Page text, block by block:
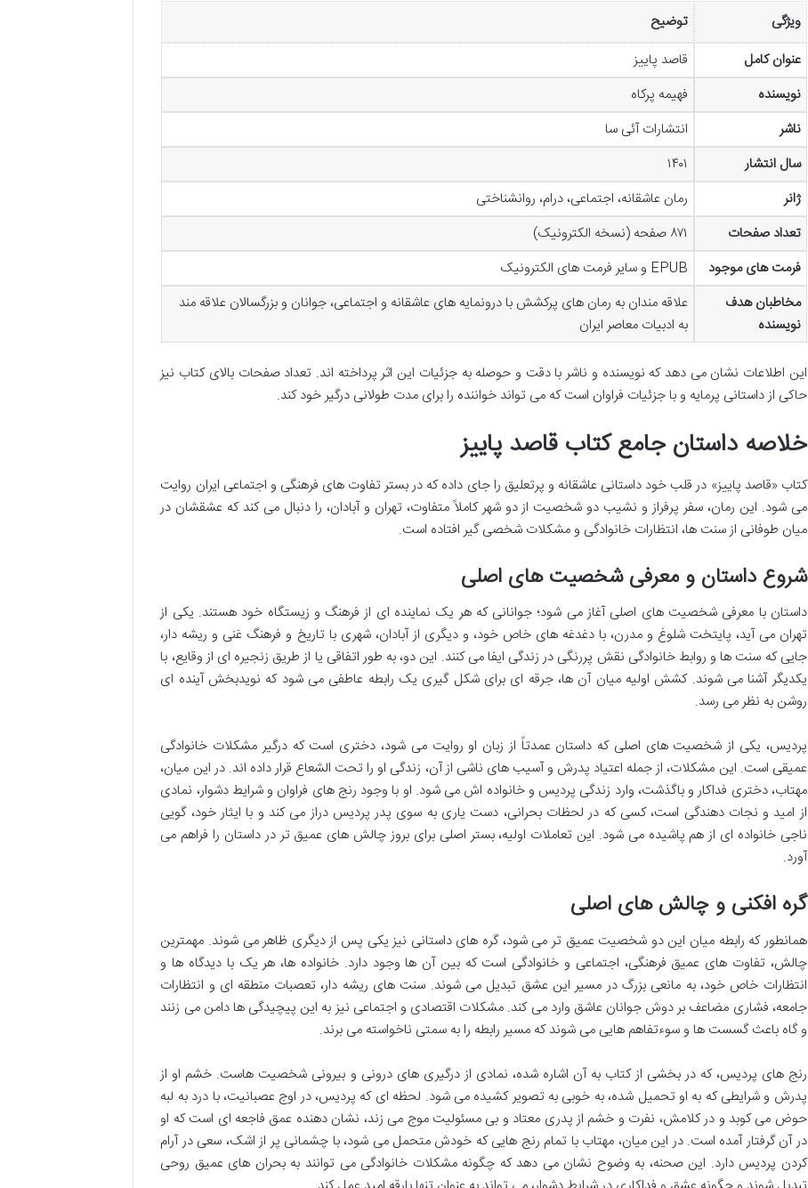
ویژگی
توضیح
عنوان کامل
قاصد پاییز
نویسنده
فهیمه پرکاه
ناشر
انتشارات آئی سا
سال انتشار
۱۴۰۱
ژانر
رمان عاشقانه، اجتماعی، درام، روانشناختی
تعداد صفحات
۸۷۱ صفحه (نسخه الکترونیک)
فرمت های موجود
EPUB و سایر فرمت های الکترونیک
مخاطبان هدف
نویسنده
علاقه مندان به رمان های پرکشش با درونمایه های عاشقانه و اجتماعی، جوانان و بزرگسالان علاقه مند
به ادبیات معاصر ایران
این اطلاعات نشان می دهد که نویسنده و ناشر با دقت و حوصله به جزئیات این اثر پرداخته اند. تعداد صفحات بالای کتاب نیز
حاکی از داستانی پرمایه و با جزئیات فراوان است که می تواند خواننده را برای مدت طولانی درگیر خود کند.
خلاصه داستان جامع کتاب قاصد پاییز
کتاب «قاصد پاییز» در قلب خود داستانی عاشقانه و پرتعلیق را جای داده که در بستر تفاوت های فرهنگی و اجتماعی ایران روایت
می شود. این رمان، سفر پرفراز و نشیب دو شخصیت از دو شهر کاملاً متفاوت، تهران و آبادان، را دنبال می کند که عشقشان در
میان طوفانی از سنت ها، انتظارات خانوادگی و مشکلات شخصی گیر افتاده است.
شروع داستان و معرفی شخصیت های اصلی
داستان با معرفی شخصیت های اصلی آغاز می شود؛ جوانانی که هر یک نماینده ای از فرهنگ و زیستگاه خود هستند. یکی از
تهران می آید، پایتخت شلوغ و مدرن، با دغدغه های خاص خود، و دیگری از آبادان، شهری با تاریخ و فرهنگ غنی و ریشه دار،
جایی که سنت ها و روابط خانوادگی نقش پررنگی در زندگی ایفا می کنند. این دو، به طور اتفاقی یا از طریق زنجیره ای از وقایع، با
یکدیگر آشنا می شوند. کشش اولیه میان آن ها، جرقه ای برای شکل گیری یک رابطه عاطفی می شود که نویدبخش آینده ای
روشن به نظر می رسد.
پردیس، یکی از شخصیت های اصلی که داستان عمدتاً از زبان او روایت می شود، دختری است که درگیر مشکلات خانوادگی
عمیقی است. این مشکلات، از جمله اعتیاد پدرش و آسیب های ناشی از آن، زندگی او را تحت الشعاع قرار داده اند. در این میان،
مهتاب، دختری فداکار و باگذشت، وارد زندگی پردیس و خانواده اش می شود. او با وجود رنج های فراوان و شرایط دشوار، نمادی
از امید و نجات دهندگی است، کسی که در لحظات بحرانی، دست یاری به سوی پدر پردیس دراز می کند و با ایثار خود، گویی
ناجی خانواده ای از هم پاشیده می شود. این تعاملات اولیه، بستر اصلی برای بروز چالش های عمیق تر در داستان را فراهم می
آورد.
گره افکنی و چالش های اصلی
همانطور که رابطه میان این دو شخصیت عمیق تر می شود، گره های داستانی نیز یکی پس از دیگری ظاهر می شوند. مهمترین
چالش، تفاوت های عمیق فرهنگی، اجتماعی و خانوادگی است که بین آن ها وجود دارد. خانواده ها، هر یک با دیدگاه ها و
انتظارات خاص خود، به مانعی بزرگ در مسیر این عشق تبدیل می شوند. سنت های ریشه دار، تعصبات منطقه ای و انتظارات
جامعه، فشاری مضاعف بر دوش جوانان عاشق وارد می کند. مشکلات اقتصادی و اجتماعی نیز به این پیچیدگی ها دامن می زنند
و گاه باعث گسست ها و سوءتفاهم هایی می شوند که مسیر رابطه را به سمتی ناخواسته می برند.
رنج های پردیس، که در بخشی از کتاب به آن اشاره شده، نمادی از درگیری های درونی و بیرونی شخصیت هاست. خشم او از
پدرش و شرایطی که به او تحمیل شده، به خوبی به تصویر کشیده می شود. لحظه ای که پردیس، در اوج عصبانیت، با درد به لبه
حوض می کوبد و در کلامش، نفرت و خشم از پدری معتاد و بی مسئولیت موج می زند، نشان دهنده عمق فاجعه ای است که او
در آن گرفتار آمده است. در این میان، مهتاب با تمام رنج هایی که خودش متحمل می شود، با چشمانی پر از اشک، سعی در آرام
کردن پردیس دارد. این صحنه، به وضوح نشان می دهد که چگونه مشکلات خانوادگی می توانند به بحران های عمیق روحی